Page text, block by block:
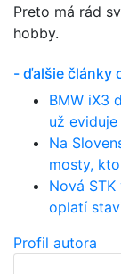
Preto má rád
hobby.
- ďalšie články
BMW iX3
už eviduje
Na
mosty,
Nová
oplatí
Profil autora